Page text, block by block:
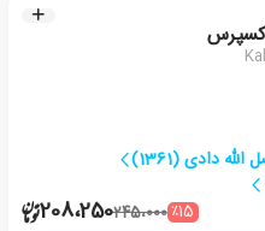
الله دادی (1361)
٪15245،000208،250